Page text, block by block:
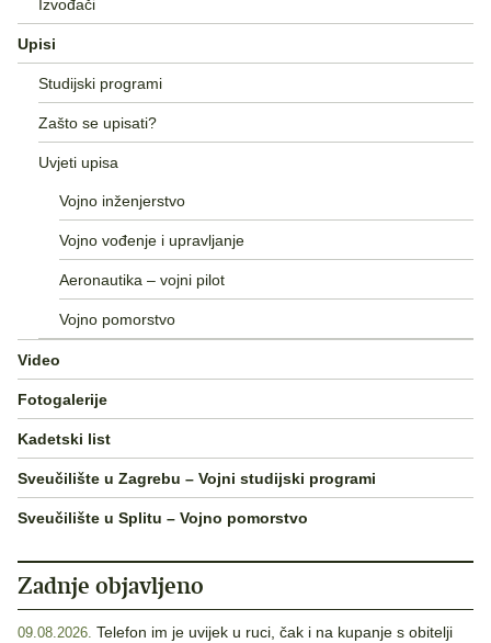
Izvođači
Upisi
Studijski programi
Zašto se upisati?
Uvjeti upisa
Vojno inženjerstvo
Vojno vođenje i upravljanje
Aeronautika – vojni pilot
Vojno pomorstvo
Video
Fotogalerije
Kadetski list
Sveučilište u Zagrebu – Vojni studijski programi
Sveučilište u Splitu – Vojno pomorstvo
Zadnje objavljeno
09.08.2026. Telefon im je uvijek u ruci, čak i na kupanje s obitelji